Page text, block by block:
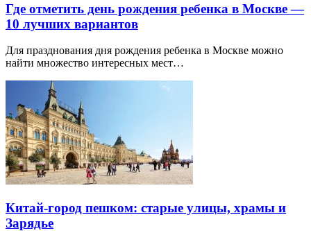
Где отметить день рождения ребенка в Москве —
10 лучших вариантов
Для празднования дня рождения ребенка в Москве можно
найти множество интересных мест…
Китай-город пешком: старые улицы, храмы и
Зарядье